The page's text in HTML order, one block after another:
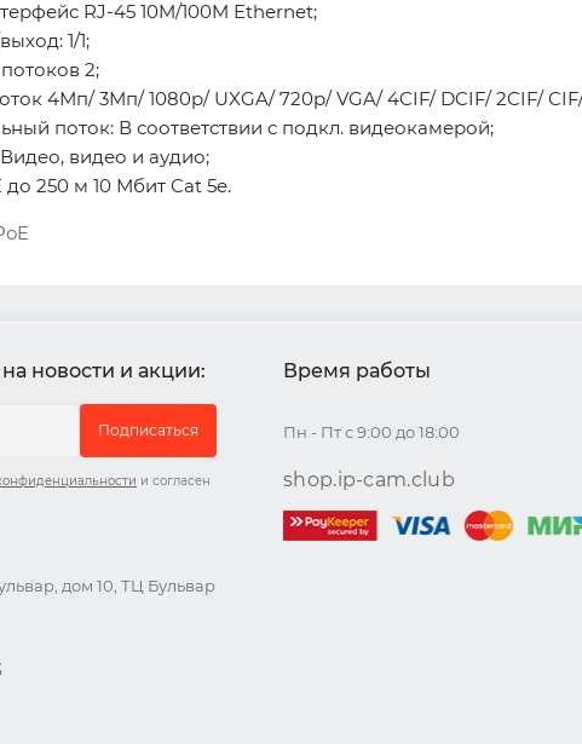
RJ-45 10M/100M Ethernet;
1/1;
2;
4Мп/ 3Мп/ 1080p/ UXGA/ 720p/ VGA/ 4CIF/ DCIF/ 2CIF/
поток: В соответствии с подкл. видеокамерой;
видео и аудио;
до 250 м 10 Мбит Cat 5e.
новости и акции:
Подписаться
и согласен
дом 10, ТЦ Бульвар
Время работы
Пн - Пт с 9:00 до 18:00
shop.ip-cam.club